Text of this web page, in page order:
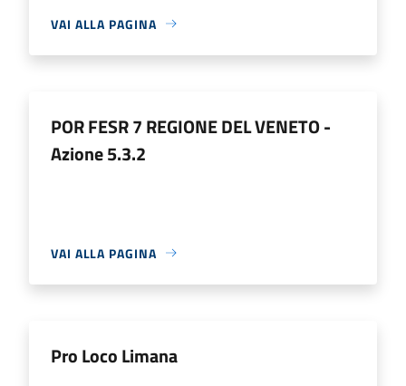
VAI ALLA PAGINA
POR FESR 7 REGIONE DEL VENETO -
Azione 5.3.2
VAI ALLA PAGINA
Pro Loco Limana